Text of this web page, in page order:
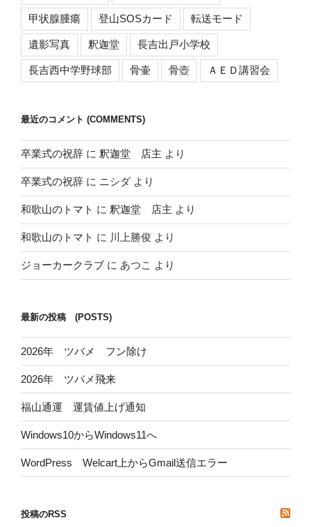
甲状腺腫瘍 登山SOSカード 転送モード
遺影写真 釈迦堂 長吉出戸小学校
長吉西中学野球部 骨壷 骨壺 ＡＥＤ講習会
最近のコメント (COMMENTS)
卒業式の祝辞 に 釈迦堂 店主 より
卒業式の祝辞 に ニシダ より
和歌山のトマト に 釈迦堂 店主 より
和歌山のトマト に 川上勝俊 より
ジョーカークラブ に あつこ より
最新の投稿 (POSTS)
2026年 ツバメ フン除け
2026年 ツバメ飛来
福山通運 運賃値上げ通知
Windows10からWindows11へ
WordPress Welcart上からGmail送信エラー
投稿のRSS